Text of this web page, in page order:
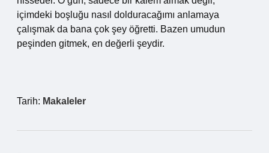
içimdeki boşluğu nasıl dolduracağımı anlamaya
çalışmak da bana çok şey öğretti. Bazen umudun
peşinden gitmek, en değerli şeydir.
Tarih: Makaleler